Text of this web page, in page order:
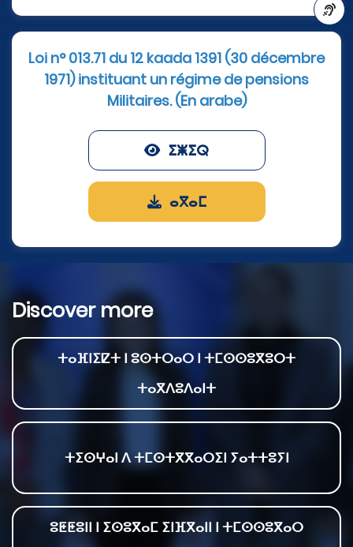
Loi n° 013.71 du 12 kaada 1391 (30 décembre
1971) instituant un régime de pensions
Militaires. (En arabe)
ⵉⵥⵉⵕ
ⴰⴳⴰⵎ
Discover more
ⵜⴰⴼⵏⵉⵇⵜ ⵏ ⵓⵙⵜⵔⴰⵔ ⵏ ⵜⵎⵙⵙⵓⴳⵓⵔⵜ
ⵜⴰⴳⴷⵓⴷⴰⵏⵜ
ⵜⵉⵙⵖⴰⵏ ⴷ ⵜⵎⵙⵜⴳⴳⴰⵔⵉⵏ ⵢⴰⵜⵜⵓⵢⵏ
ⵓⵟⵟⵓⵏⵏ ⵏ ⵉⵙⵓⴳⴰⵎ ⵉⵏⴼⴳⴰⵏⵏ ⵏ ⵜⵎⵙⵙⵓⴳⴰⵔ